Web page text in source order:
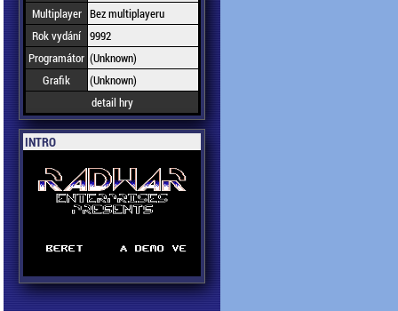
Multiplayer Bez multiplayeru
Rok vydání 9992
Programátor (Unknown)
Grafik
(Unknown)
detail hry
INTRO